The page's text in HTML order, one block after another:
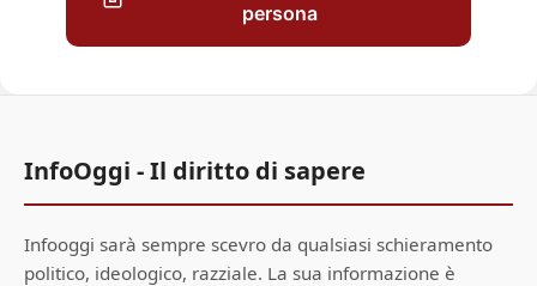
persona
InfoOggi - Il diritto di sapere
Infooggi sarà sempre scevro da qualsiasi schieramento
politico, ideologico, razziale. La sua informazione è